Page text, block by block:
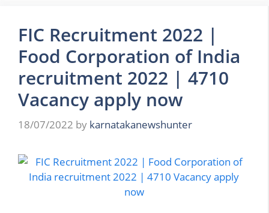
FIC Recruitment 2022 |
Food Corporation of India
recruitment 2022 | 4710
Vacancy apply now
18/07/2022 by karnatakanewshunter